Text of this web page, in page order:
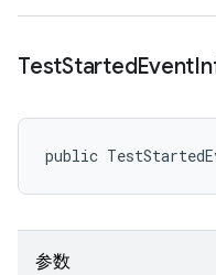
TestStartedEvent
public
参数